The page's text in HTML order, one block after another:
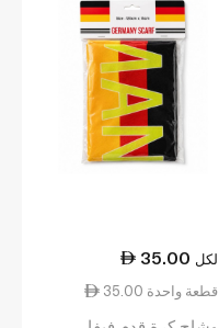
35.00 لكل
35.00 قطعة واحدة